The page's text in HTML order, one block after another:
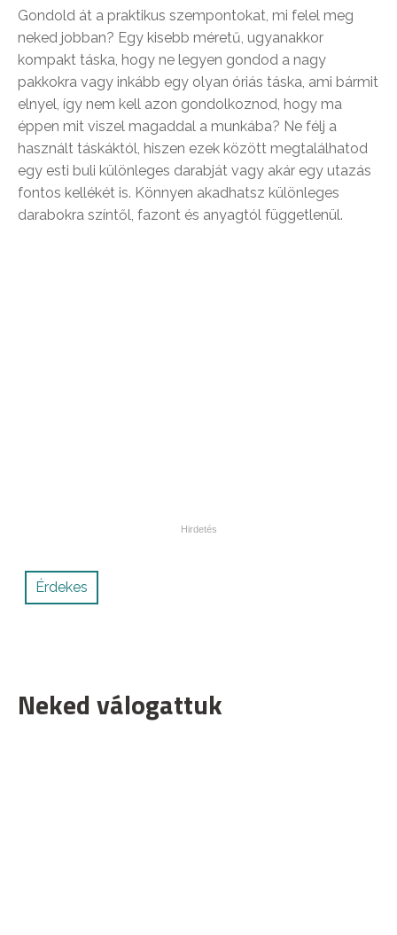
Gondold át a praktikus szempontokat, mi felel meg
neked jobban? Egy kisebb méretű, ugyanakkor
kompakt táska, hogy ne legyen gondod a nagy
pakkokra vagy inkább egy olyan óriás táska, ami bármit
elnyel, így nem kell azon gondolkoznod, hogy ma
éppen mit viszel magaddal a munkába? Ne félj a
használt táskáktól, hiszen ezek között megtalálhatod
egy esti buli különleges darabját vagy akár egy utazás
fontos kellékét is. Könnyen akadhatsz különleges
darabokra színtől, fazont és anyagtól függetlenül.
Érdekes
Neked válogattuk